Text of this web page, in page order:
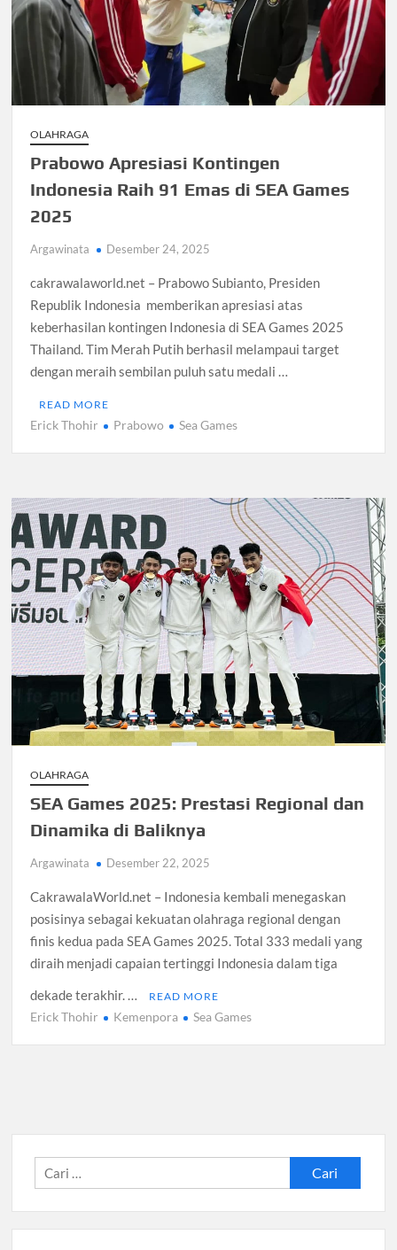
OLAHRAGA
Prabowo Apresiasi Kontingen
Indonesia Raih 91 Emas di SEA Games
2025
Argawinata Desember 24, 2025
cakrawalaworld.net – Prabowo Subianto, Presiden
Republik Indonesia memberikan apresiasi atas
keberhasilan kontingen Indonesia di SEA Games 2025
Thailand. Tim Merah Putih berhasil melampaui target
dengan meraih sembilan puluh satu medali …
READ MORE
Erick Thohir Prabowo Sea Games
OLAHRAGA
SEA Games 2025: Prestasi Regional dan
Dinamika di Baliknya
Argawinata Desember 22, 2025
CakrawalaWorld.net – Indonesia kembali menegaskan
posisinya sebagai kekuatan olahraga regional dengan
finis kedua pada SEA Games 2025. Total 333 medali yang
diraih menjadi capaian tertinggi Indonesia dalam tiga
dekade terakhir. …
READ MORE
Erick Thohir Kemenpora Sea Games
Cari
untuk: